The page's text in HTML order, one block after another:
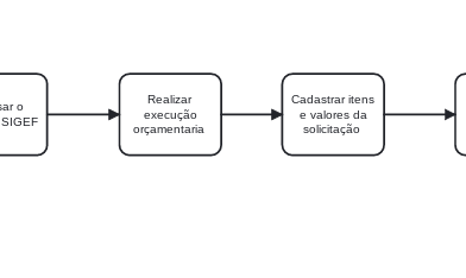
o
Cadastrar itens
e valores da
solicitação
Realizar
execução
orçamentaria